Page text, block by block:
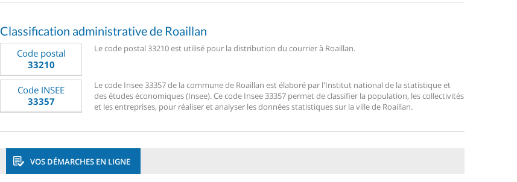
Classification administrative de Roaillan
Code postal
33210
Le code postal 33210 est utilisé pour la distribution du courrier à Roaillan.
Code INSEE
33357
Le code Insee 33357 de la commune de Roaillan est élaboré par l'Institut national de la statistique et
des études économiques (Insee). Ce code Insee 33357 permet de classifier la population, les collectivités
et les entreprises, pour réaliser et analyser les données statistiques sur la ville de Roaillan.
VOS DÉMARCHES EN LIGNE